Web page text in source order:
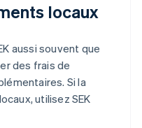
locaux
aussi souvent que
des frais de
Si la
utilisez SEK